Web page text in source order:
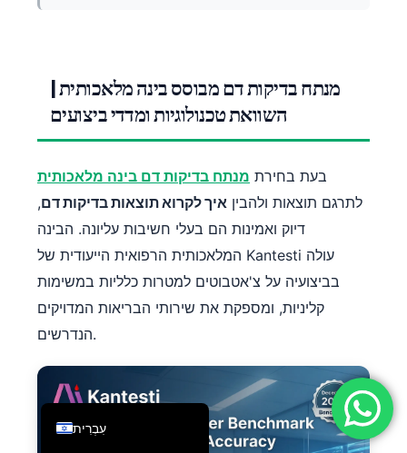
מנתח בדיקות דם מבוסס בינה מלאכותית |
השוואת טכנולוגיות ומדדי ביצועים
בעת בחירת מנתח בדיקות דם בינה מלאכותית
לתרגם תוצאות ולהבין איך לקרוא תוצאות בדיקות דם,
דיוק ואמינות הם בעלי חשיבות עליונה. הבינה
המלאכותית הרפואית הייעודית של Kantesti עולה
בביצועיה על צ'אטבוטים למטרות כלליות במשימות
קליניות, ומספקת את שירותי הבריאות המדויקים
הנדרשים.
עִבְרִית
English
Deutsch
العربية
Français
Italiano
Español
Ελληνικά
简体中文